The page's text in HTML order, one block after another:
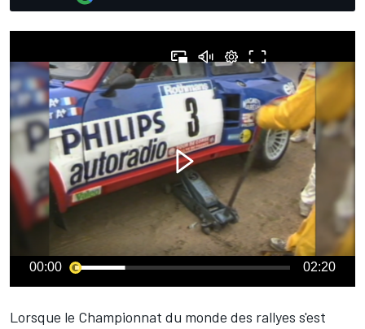
00:00 02:20
Lorsque le Championnat du monde des rallyes s'est